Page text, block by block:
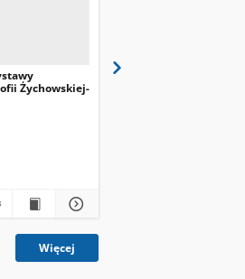
Żychowskiej-
Więcej